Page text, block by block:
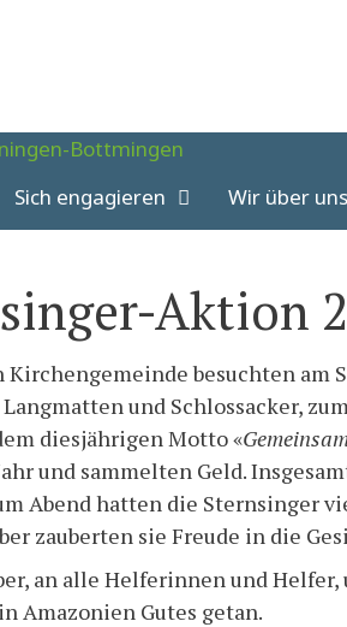
Sich engagieren Wir über uns
Aktion
besuchten
und Schlossacker,
diesjährigen Motto «
und sammelten Geld.
Abend hatten die Sternsinger
zauberten sie Freude in die
an alle Helferinnen und
Amazonien Gutes getan.